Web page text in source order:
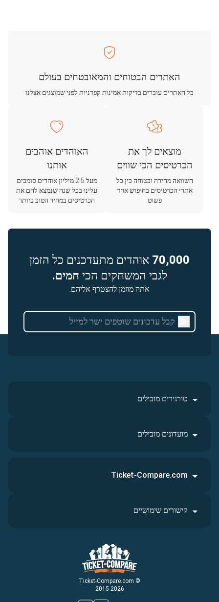
האתרים הבטוחים והמאובטחים בעולם
כל האתרים עוברים בדיקות אמינות קפדניות לפני שמוצגים אצלנו
מוצאים לך את
הכרטיסים הכי שווים
השוואה מהירה ובטוחה בין כל
אתרי הכרטיסים בחיפוש אחד
פשוט
האוהדים אוהבים
אותנו
מעל 2.5 מיליון אוהדים סומכים
עלינו בכל שנה שנמצא להם את
הכרטיסים במחיר הטוב ביותר
70,000 אוהדים מתעדכנים כל הזמן
לגבי המשחקים הכי חמים.
אתה מוזמן להצטרף אליהם.
טורנירים מובילים
מועדונים מובילים
© Ticket-Compare.com
2015-2026
Ticket-Compare.com
קישורים שימושיים